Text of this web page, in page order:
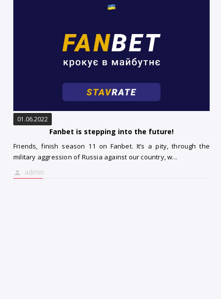
01.06.2022
Fanbet is stepping into the future!
Friends, finish season 11 on Fanbet. It’s a pity, through the
military aggression of Russia against our country, w...
admin